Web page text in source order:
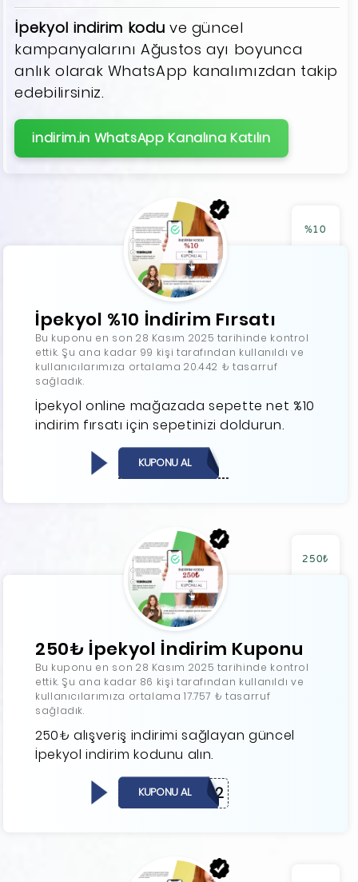
İpekyol indirim kodu ve güncel
kampanyalarını Ağustos ayı boyunca
anlık olarak WhatsApp kanalımızdan takip
edebilirsiniz.
indirim.in WhatsApp Kanalına Katılın
%10
İpekyol %10 İndirim Fırsatı
Bu kuponu en son 28 Kasım 2025 tarihinde kontrol
ettik. Şu ana kadar 99 kişi tarafından kullanıldı ve
kullanıcılarımıza ortalama 20.442 ₺ tasarruf
sağladık.
İpekyol online mağazada sepette net %10
indirim fırsatı için sepetinizi doldurun.
KUPONU AL
250₺
250₺ İpekyol İndirim Kuponu
Bu kuponu en son 28 Kasım 2025 tarihinde kontrol
ettik. Şu ana kadar 86 kişi tarafından kullanıldı ve
kullanıcılarımıza ortalama 17.757 ₺ tasarruf
sağladık.
250₺ alışveriş indirimi sağlayan güncel
İpekyol indirim kodunu alın.
IPEKYOL2
KUPONU AL